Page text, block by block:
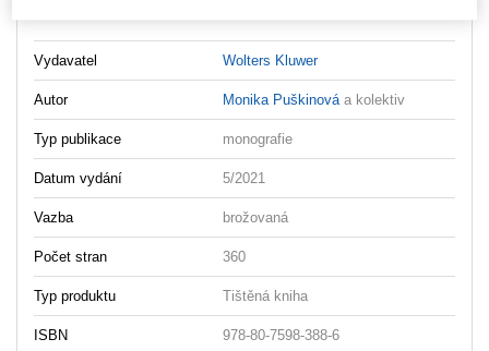
Vydavatel Wolters Kluwer
Autor Monika Puškinová a kolektiv
Typ publikace monografie
Datum vydání 5/2021
Vazba brožovaná
Počet stran 360
Typ produktu Tištěná kniha
ISBN 978-80-7598-388-6